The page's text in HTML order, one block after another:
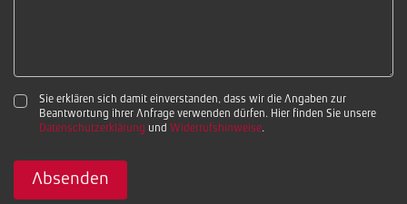
Sie erklären sich damit einverstanden, dass wir die Angaben zur
Beantwortung ihrer Anfrage verwenden dürfen. Hier finden Sie unsere
Datenschutzerklärung und Widerrufshinweise.
Absenden